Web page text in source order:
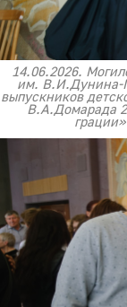
14.06.2026.
им. В.И.Дунина-
выпускников
В.А.Домарада